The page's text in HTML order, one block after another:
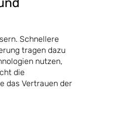
Schnellere
tragen dazu
nutzen,
die
das Vertrauen der